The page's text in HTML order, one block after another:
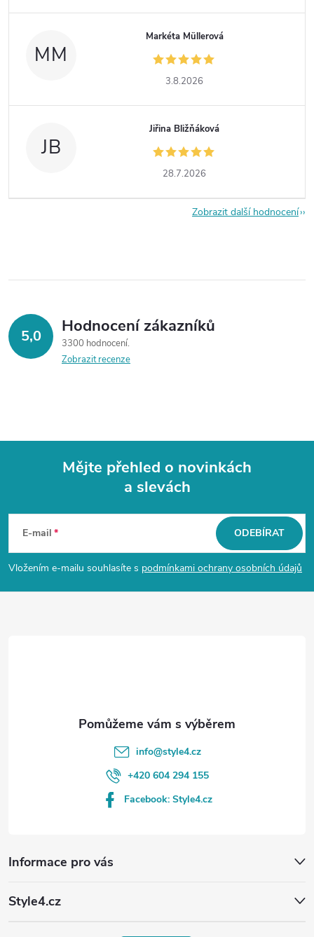
MM
Markéta Müllerová
3.8.2026
JB
Jiřina Bližňáková
28.7.2026
Zobrazit další hodnocení
5,0 Hodnocení zákazníků
3300 hodnocení
Zobrazit recenze
p
Mějte přehled o novinkách
a slevách
E-mail
Vložením e-mailu souhlasíte s podmínkami ochrany osobních údajů
ODEBÍRAT
Informace pro vás
Style4.cz
info@style4.cz
+420 604 294 155
Facebook: Style4.cz